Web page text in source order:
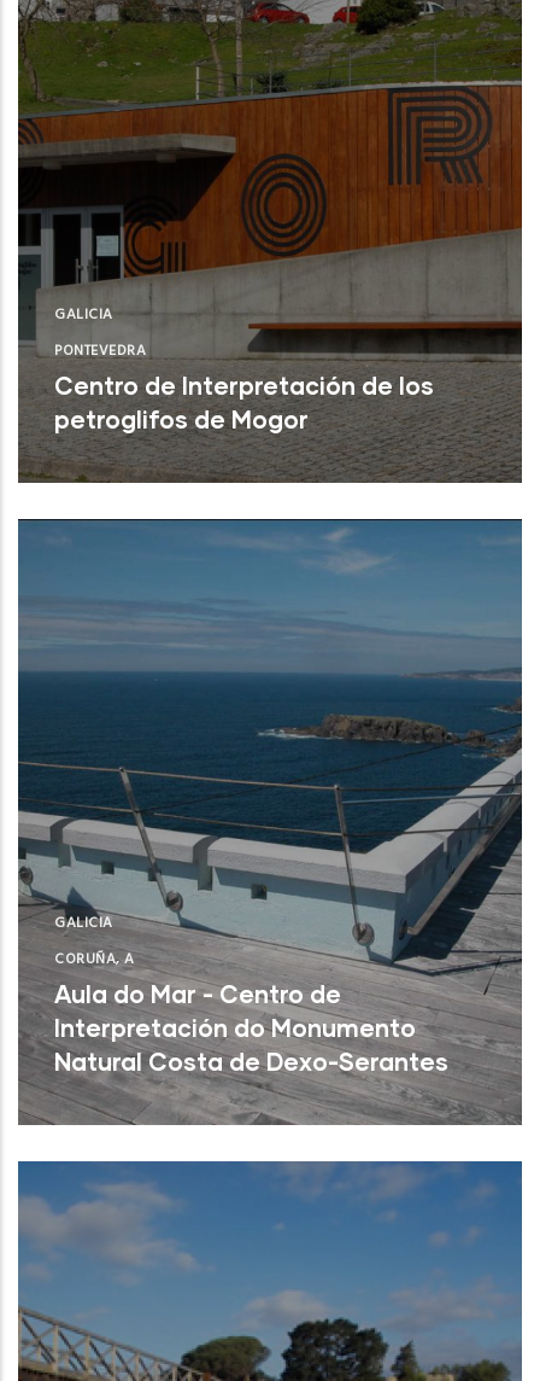
GALICIA
PONTEVEDRA
Centro de Interpretación de los
petroglifos de Mogor
Marín (Pontevedra)
GALICIA
CORUÑA, A
Aula do Mar - Centro de
Interpretación do Monumento
Natural Costa de Dexo-Serantes
Oleiros (A Coruña)